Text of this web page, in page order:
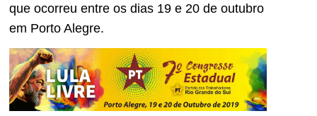
que ocorreu entre os dias 19 e 20 de outubro
em Porto Alegre.